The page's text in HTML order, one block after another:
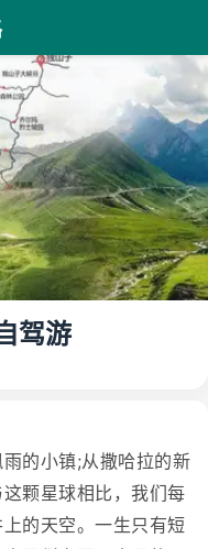
驾游
的小镇;从撒哈拉的新
颗星球相比，我们每
的天空。一生只有短